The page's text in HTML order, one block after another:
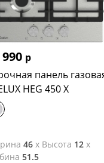
р
панель
HEG 450 X
46 x Высота 12 x
51.5